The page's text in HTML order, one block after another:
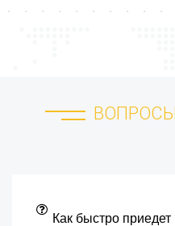
Как быстро